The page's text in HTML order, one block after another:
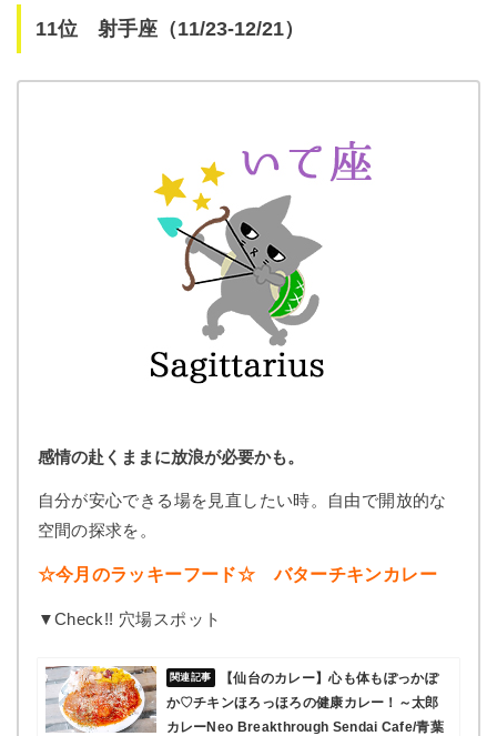
11位 射手座（11/23-12/21）
感情の赴くままに放浪が必要かも。
自分が安心できる場を見直したい時。自由で開放的な
空間の探求を。
☆今月のラッキーフード☆ バターチキンカレー
▼Check!! 穴場スポット
【仙台のカレー】心も体もぽっかぽ
か♡チキンほろっほろの健康カレー！～太郎
カレーNeo Breakthrough Sendai Cafe/青葉